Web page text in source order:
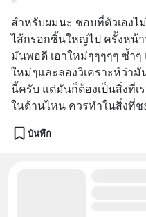
สำหรับผมนะ ชอบที่ตัวเอง
ไส้กรอกชิ้นใหญ่ไป ครั้งหน้
มันพอดี เอาใหม่ๆๆๆๆๆ ซ้ำ
ใหม่ๆและลองวิเคราะห์ว่า
นี้ครับ แต่มันก็ต้องเป็นสิ่งที่
ในด้านไหน ควรทำในสิ่งที่
บันทึก